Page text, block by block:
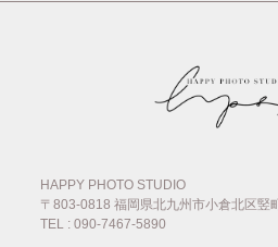
HAPPY PHOTO STUDIO
〒803-0818 福岡県北九州市小倉北区竪
TEL : 090-7467-5890